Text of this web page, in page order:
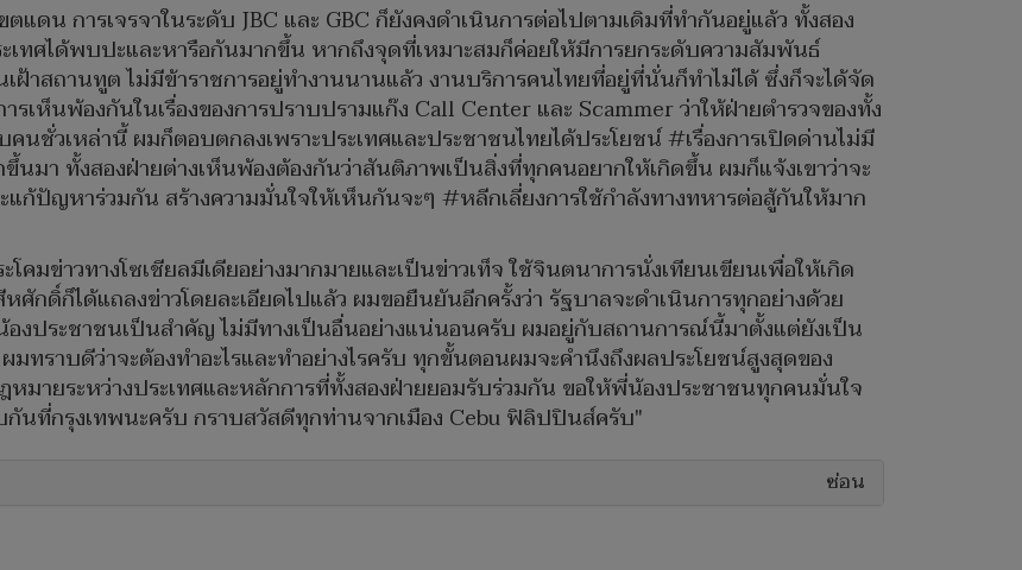
แดน การเจรจาในระดับ JBC และ GBC ก็ยังคงดำเนินการต่อไปตามเดิมที่ทำกันอยู่แล้ว ทั้งสอง
เทศได้พบปะและหารือกันมากขึ้น หากถึงจุดที่เหมาะสมก็ค่อยให้มีการยกระดับความสัมพันธ์
าสถานทูต ไม่มีข้าราชการอยู่ทำงานนานแล้ว งานบริการคนไทยที่อยู่ที่นั่นก็ทำไม่ได้ ซึ่งก็จะได้จัด
เห็นพ้องกันในเรื่องของการปราบปรามแก๊ง Call Center และ Scammer ว่าให้ฝ่ายตำรวจของทั้ง
นชั่วเหล่านี้ ผมก็ตอบตกลงเพราะประเทศและประชาชนไทยได้ประโยชน์ #เรื่องการเปิดด่านไม่มี
นมา ทั้งสองฝ่ายต่างเห็นพ้องต้องกันว่าสันติภาพเป็นสิ่งที่ทุกคนอยากให้เกิดขึ้น ผมก็แจ้งเขาว่าจะ
แก้ปัญหาร่วมกัน สร้างความมั่นใจให้เห็นกันจะๆ #หลีกเลี่ยงการใช้กำลังทางทหารต่อสู้กันให้มาก
ข่าวทางโซเชียลมีเดียอย่างมากมายและเป็นข่าวเท็จ ใช้จินตนาการนั่งเทียนเขียนเพื่อให้เกิด
กดิ์ก็ได้แถลงข่าวโดยละเอียดไปแล้ว ผมขอยืนยันอีกครั้งว่า รัฐบาลจะดำเนินการทุกอย่างด้วย
องประชาชนเป็นสำคัญ ไม่มีทางเป็นอื่นอย่างแน่นอนครับ ผมอยู่กับสถานการณ์นี้มาตั้งแต่ยังเป็น
ทราบดีว่าจะต้องทำอะไรและทำอย่างไรครับ ทุกขั้นตอนผมจะคำนึงถึงผลประโยชน์สูงสุดของ
มายระหว่างประเทศและหลักการที่ทั้งสองฝ่ายยอมรับร่วมกัน ขอให้พี่น้องประชาชนทุกคนมั่นใจ
นที่กรุงเทพนะครับ กราบสวัสดีทุกท่านจากเมือง Cebu ฟิลิปปินส์ครับ"
ซ่อน